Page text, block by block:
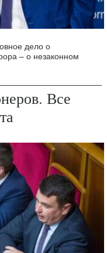
дело о
– о незаконном
Все